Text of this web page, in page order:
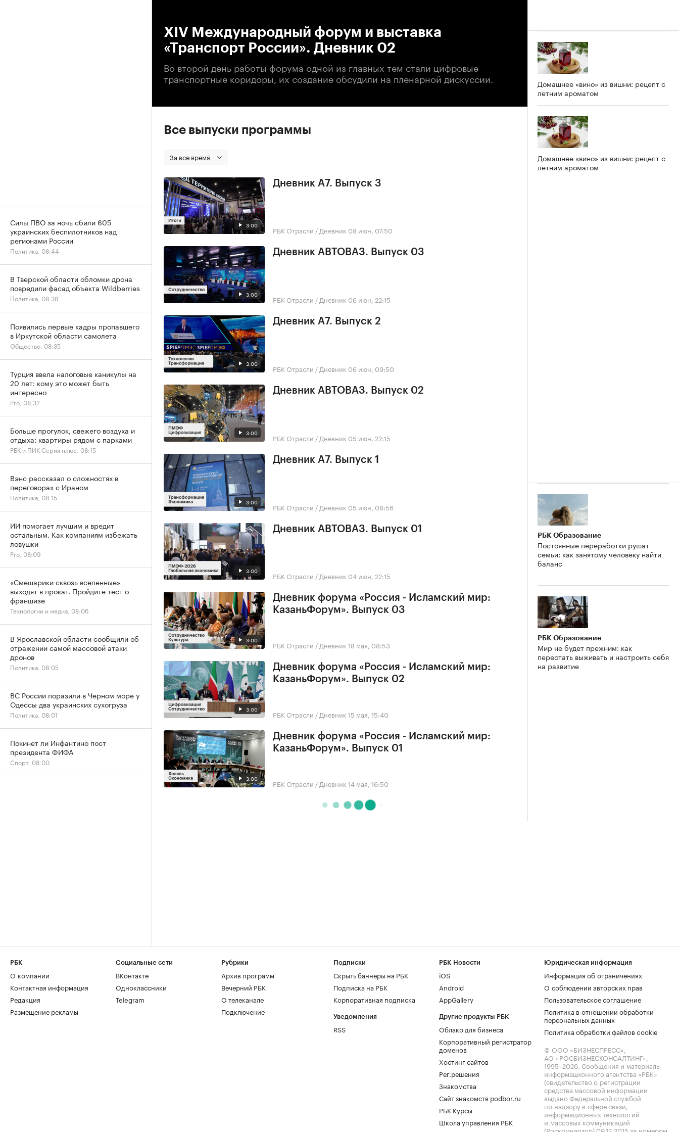
XIV Международный форум и выставка
«Транспорт России». Дневник 02
Во второй день работы форума одной из главных тем стали цифровые
транспортные коридоры, их создание обсудили на пленарной дискуссии.
Все выпуски программы
За все время
3:00
Дневник А7. Выпуск 3
РБК Отрасли / Дневник 08 июн, 07:50
3:00
Дневник АВТОВАЗ. Выпуск 03
РБК Отрасли / Дневник 06 июн, 22:15
3:00
Дневник А7. Выпуск 2
РБК Отрасли / Дневник 06 июн, 09:50
3:00
Дневник АВТОВАЗ. Выпуск 02
РБК Отрасли / Дневник 05 июн, 22:15
3:00
Дневник А7. Выпуск 1
РБК Отрасли / Дневник 05 июн, 08:56
3:00
Дневник АВТОВАЗ. Выпуск 01
РБК Отрасли / Дневник 04 июн, 22:15
3:00
Дневник форума «Россия - Исламский мир:
КазаньФорум». Выпуск 03
РБК Отрасли / Дневник 18 мая, 08:53
3:00
Дневник форума «Россия - Исламский мир:
КазаньФорум». Выпуск 02
РБК Отрасли / Дневник 15 мая, 15:40
3:00
Дневник форума «Россия - Исламский мир:
КазаньФорум». Выпуск 01
РБК Отрасли / Дневник 14 мая, 16:50
Домашнее «вино» из вишни: рецепт с
летним ароматом
Домашнее «вино» из вишни: рецепт с
летним ароматом
РБК Образование
Постоянные переработки рушат
семьи: как занятому человеку найти
баланс
РБК Образование
Мир не будет прежним: как
перестать выживать и настроить себя
на развитие
Силы ПВО за ночь сбили 605
украинских беспилотников над
регионами России
Политика, 08:44
В Тверской области обломки дрона
повредили фасад объекта Wildberries
Политика, 08:38
Появились первые кадры пропавшего
в Иркутской области самолета
Общество, 08:35
Турция ввела налоговые каникулы на
20 лет: кому это может быть
интересно
Pro, 08:32
Больше прогулок, свежего воздуха и
отдыха: квартиры рядом с парками
РБК и ПИК Серия плюс, 08:15
Вэнс рассказал о сложностях в
переговорах с Ираном
Политика, 08:15
ИИ помогает лучшим и вредит
остальным. Как компаниям избежать
ловушки
Pro, 08:09
«Смешарики сквозь вселенные»
выходят в прокат. Пройдите тест о
франшизе
Технологии и медиа, 08:06
В Ярославской области сообщили об
отражении самой массовой атаки
дронов
Политика, 08:05
ВС России поразили в Черном море у
Одессы два украинских сухогруза
Политика, 08:01
Покинет ли Инфантино пост
президента ФИФА
Спорт, 08:00
РБК
О компании
Контактная информация
Редакция
Размещение рекламы
Социальные сети
ВКонтакте
Одноклассники
Telegram
Рубрики
Архив программ
Вечерний РБК
О телеканале
Подключение
Подписки
Скрыть баннеры на РБК
Подписка на РБК
Корпоративная подписка
Уведомления
RSS
РБК Новости
iOS
Android
AppGallery
Другие продукты РБК
Облако для бизнеса
Корпоративный регистратор
доменов
Хостинг сайтов
Рег.решения
Знакомства
Сайт знакомств podbor.ru
РБК Курсы
Школа управления РБК
Юридическая информация
Информация об ограничениях
О соблюдении авторских прав
Пользовательское соглашение
Политика в отношении обработки
персональных данных
Политика обработки файлов cookie
© ООО «БИЗНЕСПРЕСС»,
АО «РОСБИЗНЕСКОНСАЛТИНГ»,
1995–2026. Сообщения и материалы
информационного агентства «РБК»
(свидетельство о регистрации
средства массовой информации
выдано Федеральной службой
по надзору в сфере связи,
информационных технологий
и массовых коммуникаций
(Роскомнадзор) 09.12.2015 за номером